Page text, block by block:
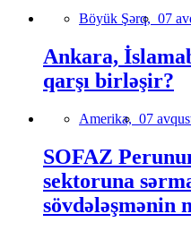
Böyük Şərq, 07
Ankara,
qarşı birləşir?
Amerika, 07
SOFAZ
sektoruna
sövdələşmənin